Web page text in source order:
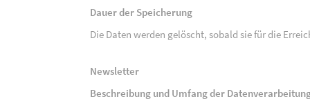
Dauer der Speicherung
Die Daten werden gelöscht, sobald sie für die
Newsletter
Beschreibung und Umfang der